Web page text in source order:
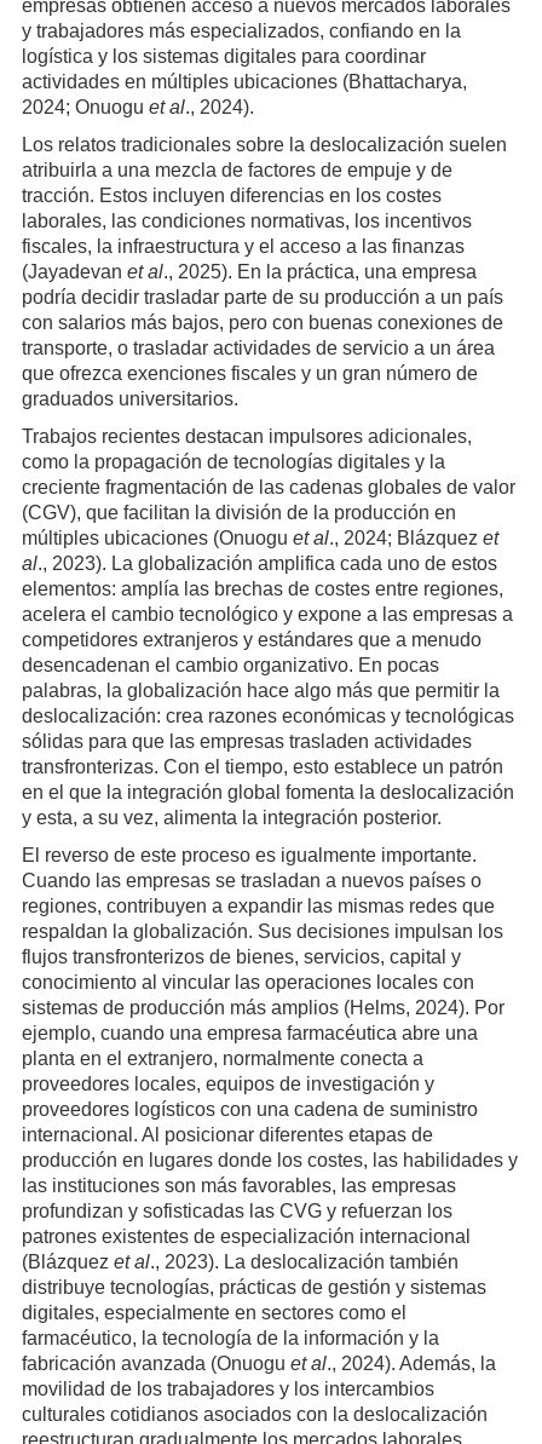
empresas obtienen acceso a nuevos mercados laborales
y trabajadores más especializados, confiando en la
logística y los sistemas digitales para coordinar
actividades en múltiples ubicaciones (Bhattacharya,
2024; Onuogu et al., 2024).
Los relatos tradicionales sobre la deslocalización suelen
atribuirla a una mezcla de factores de empuje y de
tracción. Estos incluyen diferencias en los costes
laborales, las condiciones normativas, los incentivos
fiscales, la infraestructura y el acceso a las finanzas
(Jayadevan et al., 2025). En la práctica, una empresa
podría decidir trasladar parte de su producción a un país
con salarios más bajos, pero con buenas conexiones de
transporte, o trasladar actividades de servicio a un área
que ofrezca exenciones fiscales y un gran número de
graduados universitarios.
Trabajos recientes destacan impulsores adicionales,
como la propagación de tecnologías digitales y la
creciente fragmentación de las cadenas globales de valor
(CGV), que facilitan la división de la producción en
múltiples ubicaciones (Onuogu et al., 2024; Blázquez et
al., 2023). La globalización amplifica cada uno de estos
elementos: amplía las brechas de costes entre regiones,
acelera el cambio tecnológico y expone a las empresas a
competidores extranjeros y estándares que a menudo
desencadenan el cambio organizativo. En pocas
palabras, la globalización hace algo más que permitir la
deslocalización: crea razones económicas y tecnológicas
sólidas para que las empresas trasladen actividades
transfronterizas. Con el tiempo, esto establece un patrón
en el que la integración global fomenta la deslocalización
y esta, a su vez, alimenta la integración posterior.
El reverso de este proceso es igualmente importante.
Cuando las empresas se trasladan a nuevos países o
regiones, contribuyen a expandir las mismas redes que
respaldan la globalización. Sus decisiones impulsan los
flujos transfronterizos de bienes, servicios, capital y
conocimiento al vincular las operaciones locales con
sistemas de producción más amplios (Helms, 2024). Por
ejemplo, cuando una empresa farmacéutica abre una
planta en el extranjero, normalmente conecta a
proveedores locales, equipos de investigación y
proveedores logísticos con una cadena de suministro
internacional. Al posicionar diferentes etapas de
producción en lugares donde los costes, las habilidades y
las instituciones son más favorables, las empresas
profundizan y sofisticadas las CVG y refuerzan los
patrones existentes de especialización internacional
(Blázquez et al., 2023). La deslocalización también
distribuye tecnologías, prácticas de gestión y sistemas
digitales, especialmente en sectores como el
farmacéutico, la tecnología de la información y la
fabricación avanzada (Onuogu et al., 2024). Además, la
movilidad de los trabajadores y los intercambios
culturales cotidianos asociados con la deslocalización